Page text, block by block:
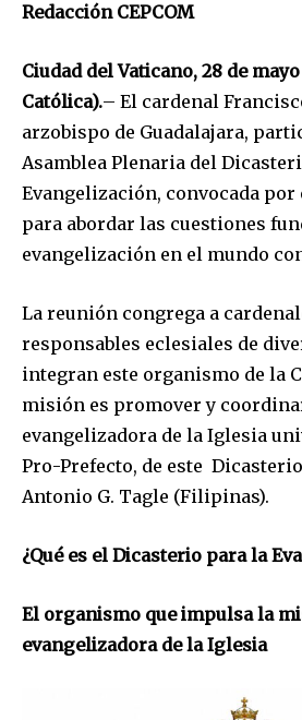
Redacción CEPCOM
Ciudad del Vaticano, 28 de
Católica).– El cardenal
arzobispo de Guadalajara,
Asamblea Plenaria del
Evangelización, convocada por
para abordar las cuestiones
evangelización en el mundo
La reunión congrega a
responsables eclesiales de
integran este organismo de la
misión es promover y
evangelizadora de la Iglesia
Pro-Prefecto, de este
Antonio G. Tagle (Filipinas).
¿Qué es el Dicasterio para la
El organismo que impulsa la
evangelizadora de la Iglesia